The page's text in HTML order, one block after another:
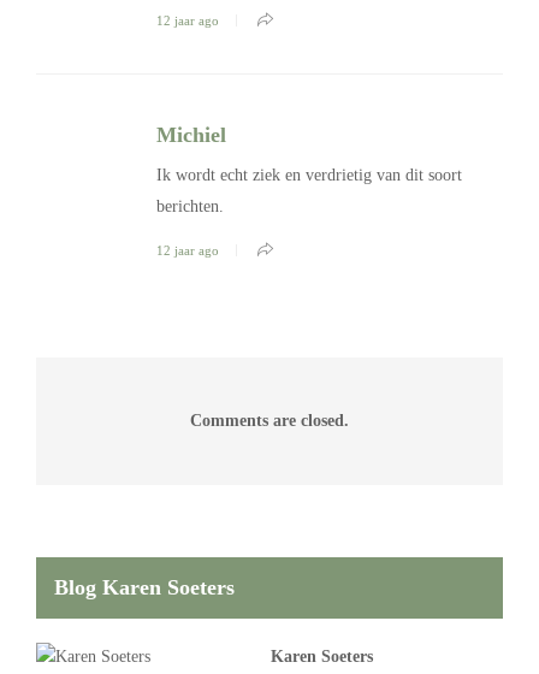
12 jaar ago
Michiel
Ik wordt echt ziek en verdrietig van dit soort
berichten.
12 jaar ago
Comments are closed.
Blog Karen Soeters
Karen Soeters